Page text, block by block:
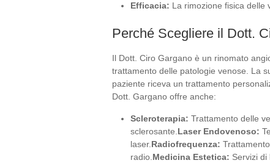
Efficacia: La rimozione fisica delle
Perché Scegliere il Dott.
Il Dott. Ciro Gargano è un rinomato
trattamento delle patologie venose. La
paziente riceva un trattamento
Dott. Gargano offre anche:
Scleroterapia: Trattamento delle
sclerosante. Laser Endovenoso:
laser. Radiofrequenza:
radio. Medicina Estetica: Servizi di